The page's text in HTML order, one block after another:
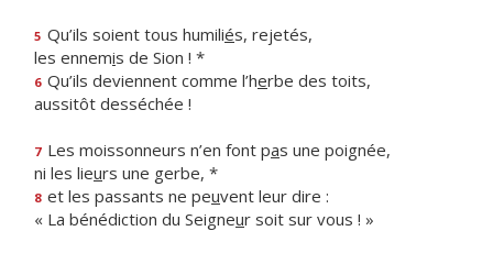
5 Qu’ils soient tous humiliés, rejetés,
les ennemis de Sion ! *
6 Qu’ils deviennent comme l’herbe des toits,
aussitôt desséchée !
7 Les moissonneurs n’en font pas une poignée,
ni les lieurs une gerbe, *
8 et les passants ne peuvent leur dire :
« La bénédiction du Seigneur soit sur vous ! »